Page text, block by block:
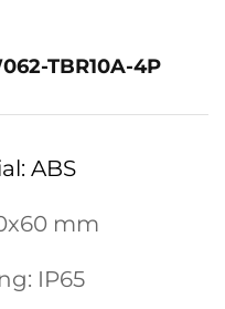
TBR10A-4P
ABS
mm
IP65